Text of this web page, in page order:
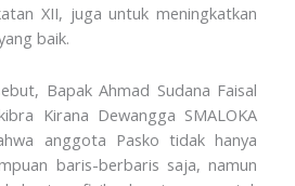
XII, juga untuk meningkatkan
baik.
Bapak Ahmad Sudana Faisal
Kirana Dewangga SMALOKA
anggota Pasko tidak hanya
baris-berbaris saja, namun